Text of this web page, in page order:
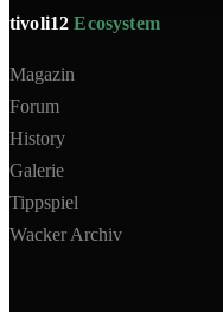
tivoli12Ecosystem
Magazin
Forum
History
Galerie
Tippspiel
Wacker Archiv